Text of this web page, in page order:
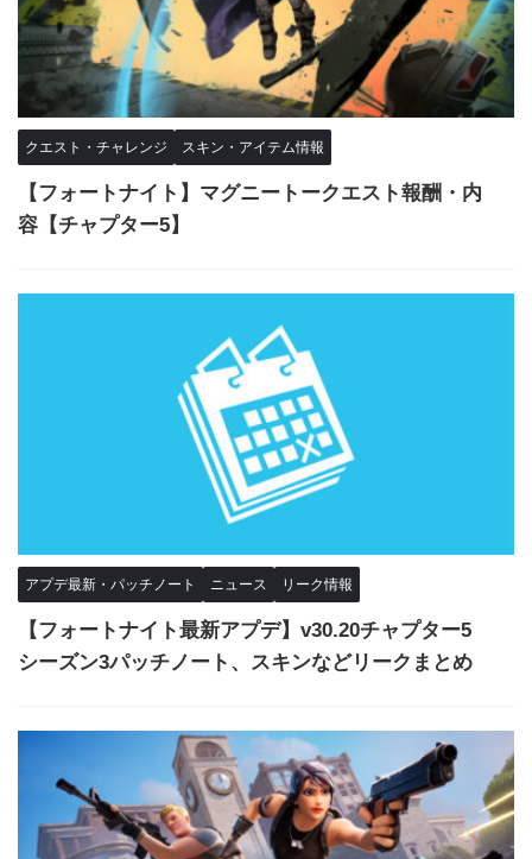
クエスト・チャレンジ スキン・アイテム情報
【フォートナイト】マグニートークエスト報酬・内
容【チャプター5】
アプデ最新・パッチノート ニュース リーク情報
【フォートナイト最新アプデ】v30.20チャプター5
シーズン3パッチノート、スキンなどリークまとめ